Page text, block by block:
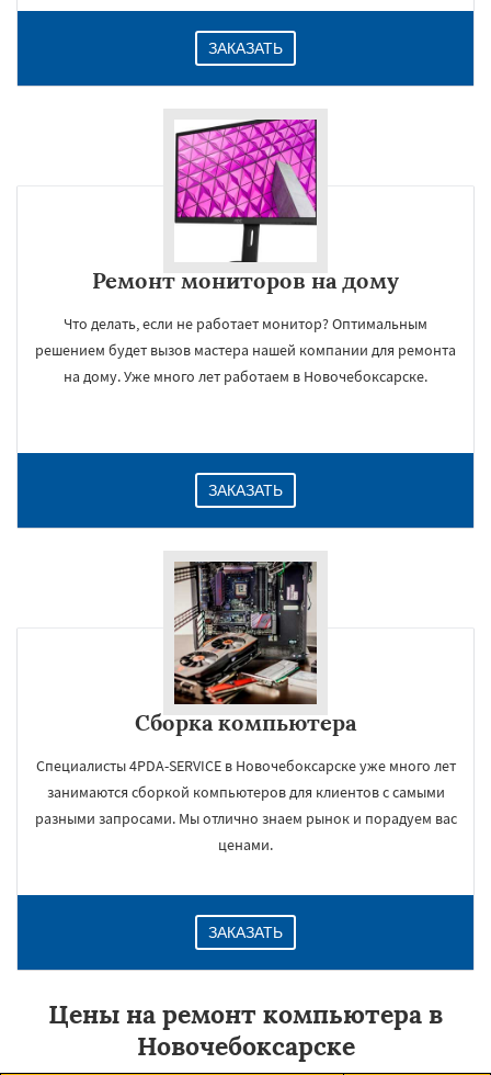
ЗАКАЗАТЬ
Ремонт мониторов на дому
Что делать, если не работает монитор? Оптимальным
решением будет вызов мастера нашей компании для ремонта
на дому. Уже много лет работаем в Новочебоксарске.
ЗАКАЗАТЬ
Сборка компьютера
Специалисты 4PDA-SERVICE в Новочебоксарске уже много лет
занимаются сборкой компьютеров для клиентов с самыми
разными запросами. Мы отлично знаем рынок и порадуем вас
ценами.
ЗАКАЗАТЬ
Цены на ремонт компьютера в
Новочебоксарске